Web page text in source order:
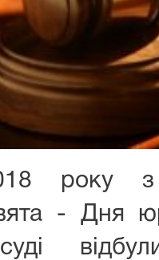
року з
- Дня